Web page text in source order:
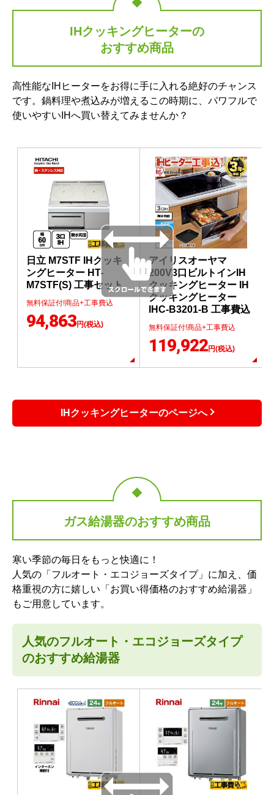
IHクッキングヒーターの
おすすめ商品
高性能なIHヒーターをお得に手に入れる絶好のチャンス
です。鍋料理や煮込みが増えるこの時期に、パワフルで
使いやすいIHへ買い替えてみませんか？
日立 M7STF IHクッキ
ングヒーター HT-
M7STF(S) 工事セット
無料保証付!商品+工事費込
94,863円(税込)
アイリスオーヤマ
200V3口ビルトインIH
クッキングヒーター IH
クッキングヒーター
IHC-B3201-B 工事費込
無料保証付!商品+工事費込
119,922円(税込)
IHクッキングヒーターのページへ
ガス給湯器のおすすめ商品
寒い季節の毎日をもっと快適に！
人気の「フルオート・エコジョーズタイプ」に加え、価
格重視の方に嬉しい「お買い得価格のおすすめ給湯器」
もご用意しています。
人気のフルオート・エコジョーズタイプ
のおすすめ給湯器